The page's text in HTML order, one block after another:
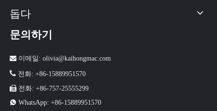
돕다
문의하기
 이메일: olivia@kaihongmac.com
 전화: +86-15889951570
 전화: +86-757-25555299
 WhatsApp: +86-15889951570